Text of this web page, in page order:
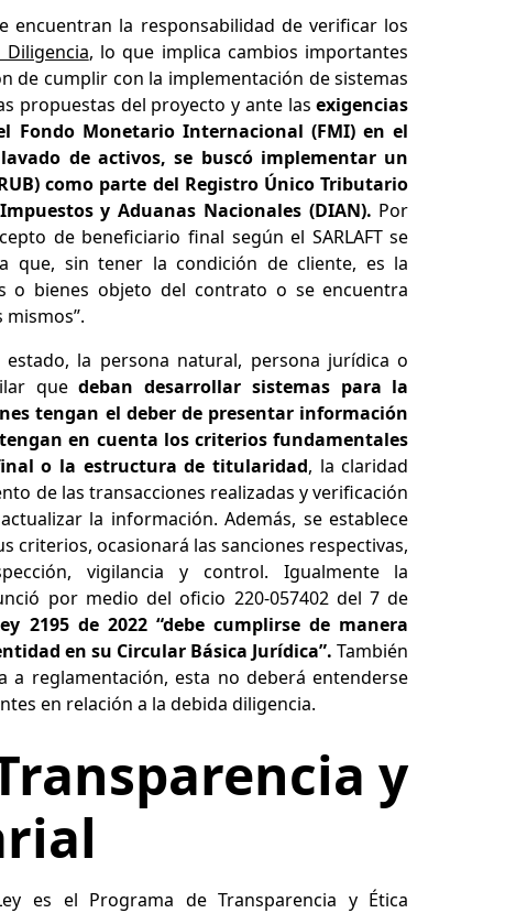
encuentran la responsabilidad de verificar los
Diligencia, lo que implica cambios importantes
de cumplir con la implementación de sistemas
propuestas del proyecto y ante lasexigencias
Fondo Monetario Internacional (FMI) en el
de activos, se buscó implementar un
como parte del Registro Único Tributario
y Aduanas Nacionales (DIAN). Por
de beneficiario final según el SARLAFT se
que, sin tener la condición de cliente, es la
o bienes objeto del contrato o se encuentra
la persona natural, persona jurídica o
quedeban desarrollar sistemas para la
tengan el deber de presentar información
en cuenta los criterios fundamentales
o la estructura de titularidad, la claridad
de las transacciones realizadas y verificación
la información. Además, se establece
criterios, ocasionará las sanciones respectivas,
vigilancia y control. Igualmente la
por medio del oficio 220-057402 del 7 de
2195 de 2022 “debe cumplirse de manera
en su Circular Básica Jurídica”. También
a reglamentación, esta no deberá entenderse
en relación a la debida diligencia.
y
es el Programa de Transparencia y Ética